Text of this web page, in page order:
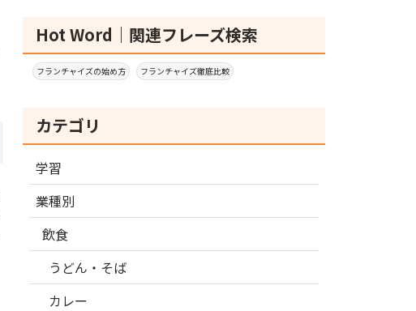
Hot Word｜関連フレーズ検索
フランチャイズの始め方 フランチャイズ徹底比較
カテゴリ
学習
業種別
飲食
うどん・そば
カレー